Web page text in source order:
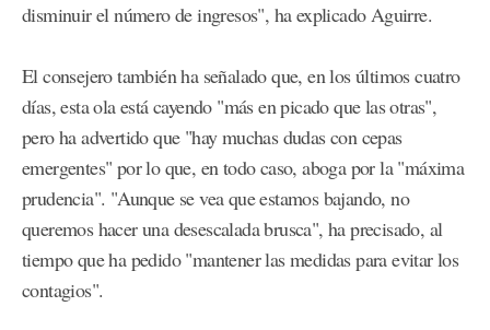
disminuir el número de ingresos", ha explicado Aguirre.
El consejero también ha señalado que, en los últimos cuatro
días, esta ola está cayendo "más en picado que las otras",
pero ha advertido que "hay muchas dudas con cepas
emergentes" por lo que, en todo caso, aboga por la "máxima
prudencia". "Aunque se vea que estamos bajando, no
queremos hacer una desescalada brusca", ha precisado, al
tiempo que ha pedido "mantener las medidas para evitar los
contagios".